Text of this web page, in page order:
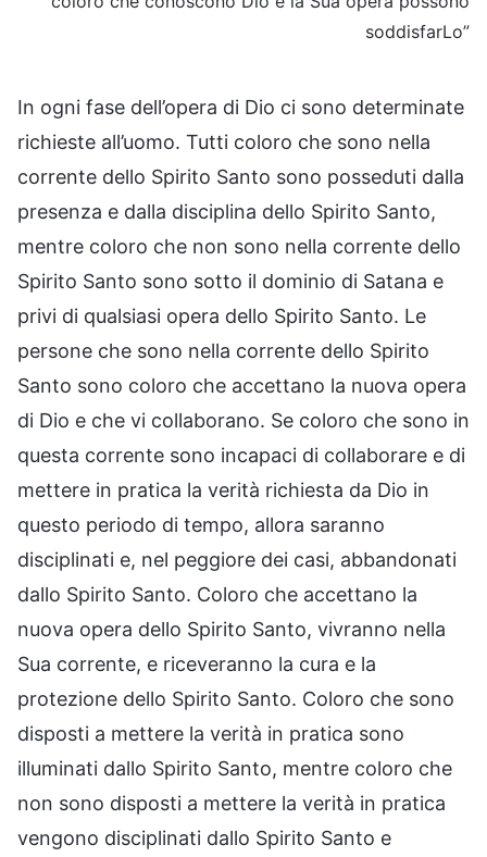
soddisfarLo”
In ogni fase dell’opera di Dio ci sono determinate
richieste all’uomo. Tutti coloro che sono nella
corrente dello Spirito Santo sono posseduti dalla
presenza e dalla disciplina dello Spirito Santo,
mentre coloro che non sono nella corrente dello
Spirito Santo sono sotto il dominio di Satana e
privi di qualsiasi opera dello Spirito Santo. Le
persone che sono nella corrente dello Spirito
Santo sono coloro che accettano la nuova opera
di Dio e che vi collaborano. Se coloro che sono in
questa corrente sono incapaci di collaborare e di
mettere in pratica la verità richiesta da Dio in
questo periodo di tempo, allora saranno
disciplinati e, nel peggiore dei casi, abbandonati
dallo Spirito Santo. Coloro che accettano la
nuova opera dello Spirito Santo, vivranno nella
Sua corrente, e riceveranno la cura e la
protezione dello Spirito Santo. Coloro che sono
disposti a mettere la verità in pratica sono
illuminati dallo Spirito Santo, mentre coloro che
non sono disposti a mettere la verità in pratica
vengono disciplinati dallo Spirito Santo e